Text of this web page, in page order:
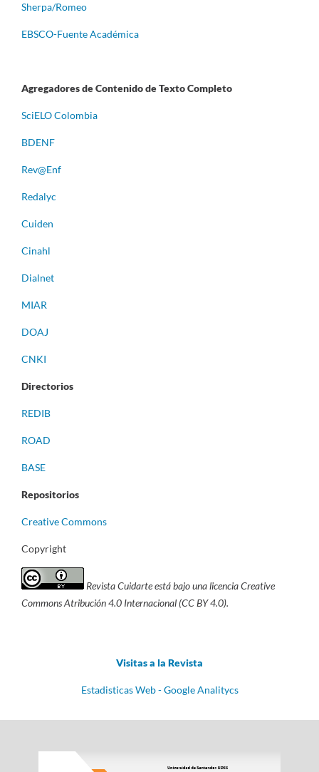
Sherpa/Romeo
EBSCO-Fuente Académica
Agregadores de Contenido de Texto Completo
SciELO Colombia
BDENF
Rev@Enf
Redalyc
Cuiden
Cinahl
Dialnet
MIAR
DOAJ
CNKI
Directorios
REDIB
ROAD
BASE
Repositorios
Creative Commons
Copyright
Revista Cuidarte está bajo una licencia Creative
Commons Atribución 4.0 Internacional (CC BY 4.0).
Visitas a la Revista
Estadisticas Web - Google Analitycs